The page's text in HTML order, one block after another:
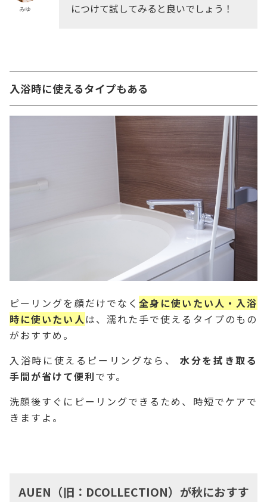
みゆ
につけて試してみると良いでしょう！
入浴時に使えるタイプもある
ピーリングを顔だけでなく全身に使いたい人・入浴
時に使いたい人は、濡れた手で使えるタイプのもの
がおすすめ。
入浴時に使えるピーリングなら、
水分を拭き取る
手間が省けて便利です。
洗顔後すぐにピーリングできるため、時短でケアで
きますよ。
AUEN（旧：DCOLLECTION）が秋におすす